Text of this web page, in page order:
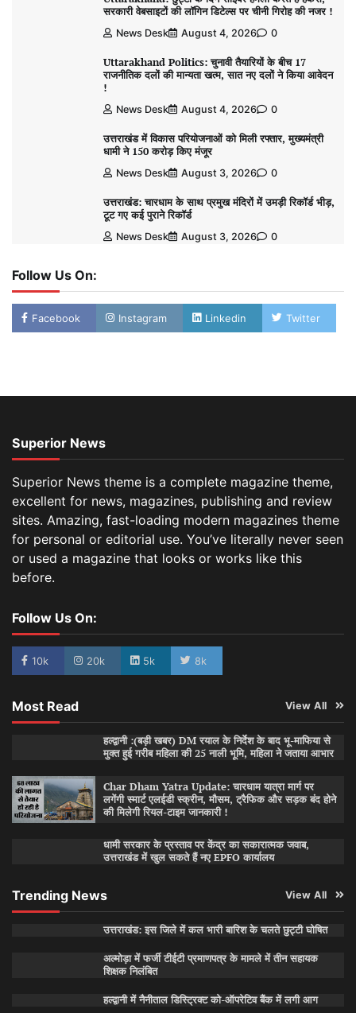
सरकारी वेबसाइटों की लॉगिन डिटेल्स पर चीनी गिरोह की नजर !
News Desk August 4, 2026 0
Uttarakhand Politics: चुनावी तैयारियों के बीच 17
राजनीतिक दलों की मान्यता खत्म, सात नए दलों ने किया आवेदन
!
News Desk August 4, 2026 0
उत्तराखंड में विकास परियोजनाओं को मिली रफ्तार, मुख्यमंत्री
धामी ने 150 करोड़ किए मंजूर
News Desk August 3, 2026 0
उत्तराखंड: चारधाम के साथ प्रमुख मंदिरों में उमड़ी रिकॉर्ड भीड़,
टूट गए कई पुराने रिकॉर्ड
News Desk August 3, 2026 0
Follow Us On:
Facebook Instagram Linkedin Twitter
Superior News
Superior News theme is a complete magazine theme,
excellent for news, magazines, publishing and review
sites. Amazing, fast-loading modern magazines theme
for personal or editorial use. You’ve literally never seen
or used a magazine that looks or works like this
before.
Follow Us On:
10k 20k 5k 8k
Most Read View All
हल्द्वानी :(बड़ी खबर) DM रयाल के निर्देश के बाद भू-माफिया से
मुक्त हुई गरीब महिला की 25 नाली भूमि, महिला ने जताया आभार
Char Dham Yatra Update: चारधाम यात्रा मार्ग पर
लगेंगी स्मार्ट एलईडी स्क्रीन, मौसम, ट्रैफिक और सड़क बंद होने
की मिलेगी रियल-टाइम जानकारी !
धामी सरकार के प्रस्ताव पर केंद्र का सकारात्मक जवाब,
उत्तराखंड में खुल सकते हैं नए EPFO कार्यालय
Trending News View All
उत्तराखंड: इस जिले में कल भारी बारिश के चलते छुट्टी घोषित
अल्मोड़ा में फर्जी टीईटी प्रमाणपत्र के मामले में तीन सहायक
शिक्षक निलंबित
हल्द्वानी में नैनीताल डिस्ट्रिक्ट को-ऑपरेटिव बैंक में लगी आग